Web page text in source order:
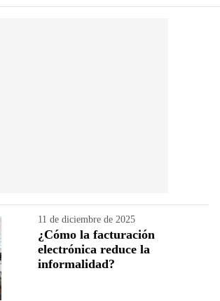
11 de diciembre de 2025
¿Cómo la facturación
electrónica reduce la
informalidad?